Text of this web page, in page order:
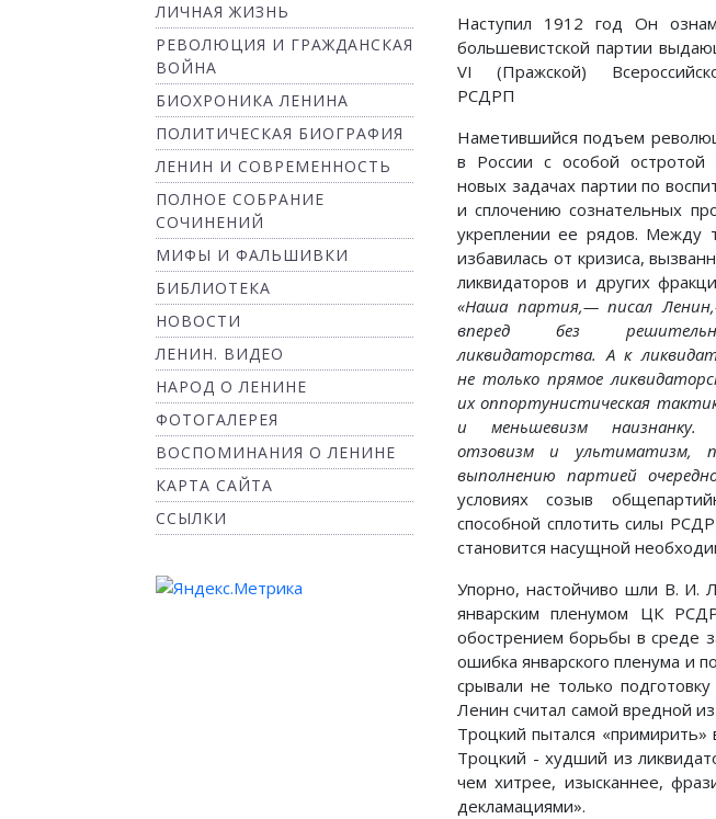
ЛИЧНАЯ ЖИЗНЬ
РЕВОЛЮЦИЯ И ГРАЖДАНСКАЯ
ВОЙНА
БИОХРОНИКА ЛЕНИНА
ПОЛИТИЧЕСКАЯ БИОГРАФИЯ
ЛЕНИН И СОВРЕМЕННОСТЬ
ПОЛНОЕ СОБРАНИЕ
СОЧИНЕНИЙ
МИФЫ И ФАЛЬШИВКИ
БИБЛИОТЕКА
НОВОСТИ
ЛЕНИН. ВИДЕО
НАРОД О ЛЕНИНЕ
ФОТОГАЛЕРЕЯ
ВОСПОМИНАНИЯ О ЛЕНИНЕ
КАРТА САЙТА
ССЫЛКИ
Наступил 1912 год Он
большевистской партии
VI (Пражской)
РСДРП
Наметившийся подъем
в России с особой остротой
новых задачах партии по
и сплочению сознательных
укреплении ее рядов. Между
избавилась от кризиса,
ликвидаторов и других
«Наша партия,— писал
вперед без
ликвидаторства. А к
не только прямое
их оппортунистическая
и меньшевизм
отзовизм и ультиматизм,
выполнению партией
условиях созыв
способной сплотить силы
становится насущной
Упорно, настойчиво шли В. И.
январским пленумом ЦК
обострением борьбы в среде
ошибка январского пленума и
срывали не только
Ленин считал самой вредной
Троцкий пытался
Троцкий - худший из
чем хитрее, изысканнее,
декламациями».